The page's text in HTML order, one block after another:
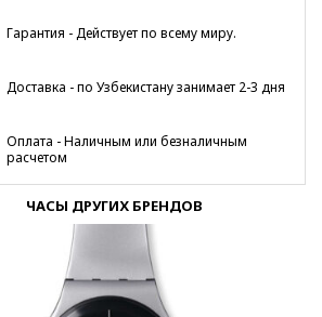
Гарантия - Действует по всему миру.
Доставка - по Узбекистану занимает 2-3 дня
Оплата - Наличным или безналичным
расчетом
ЧАСЫ ДРУГИХ БРЕНДОВ